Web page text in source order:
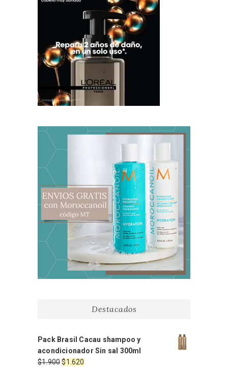
Destacados
Pack Brasil Cacau shampoo y
acondicionador Sin sal 300ml
$1.900El
$1.620